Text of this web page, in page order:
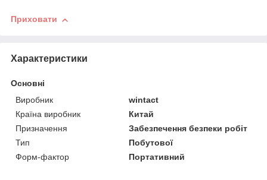
Приховати
Характеристики
Основні
Виробник
wintact
Країна виробник
Китай
Призначення
Забезпечення безпеки робіт
Тип
Побутової
Форм-фактор
Портативний